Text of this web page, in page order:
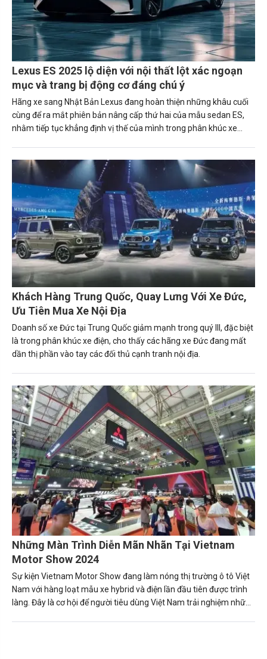
Lexus ES 2025 lộ diện với nội thất lột xác ngoạn
mục và trang bị động cơ đáng chú ý
Hãng xe sang Nhật Bản Lexus đang hoàn thiện những khâu cuối
cùng để ra mắt phiên bản nâng cấp thứ hai của mẫu sedan ES,
nhằm tiếp tục khẳng định vị thế của mình trong phân khúc xe
Khách Hàng Trung Quốc, Quay Lưng Với Xe Đức,
Ưu Tiên Mua Xe Nội Địa
Doanh số xe Đức tại Trung Quốc giảm mạnh trong quý III, đặc biệt
là trong phân khúc xe điện, cho thấy các hãng xe Đức đang mất
dần thị phần vào tay các đối thủ cạnh tranh nội địa.
Những Màn Trình Diễn Mãn Nhãn Tại Vietnam
Motor Show 2024
Sự kiện Vietnam Motor Show đang làm nóng thị trường ô tô Việt
Nam với hàng loạt mẫu xe hybrid và điện lần đầu tiên được trình
làng. Đây là cơ hội để người tiêu dùng Việt Nam trải nghiệm những